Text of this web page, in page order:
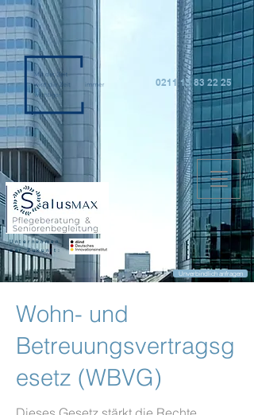
0211 15 83 22 25
Unternehmen
der Zukunft:
Unverbindlich anfragen
Wohn- und
Betreuungsvertragsg
esetz (WBVG)